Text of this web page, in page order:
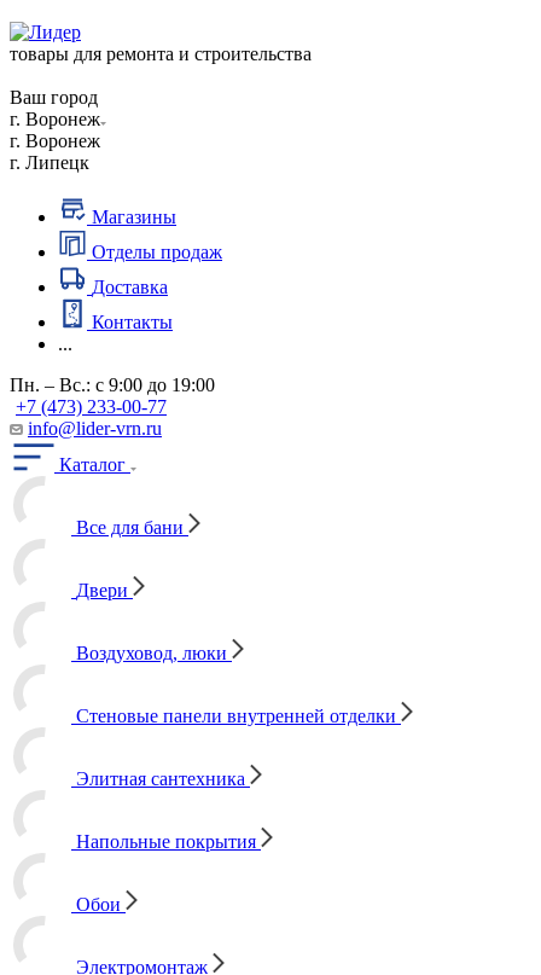
товары для ремонта и строительства
Ваш город
г. Воронеж
г. Воронеж
г. Липецк
Магазины
Отделы продаж
Доставка
Контакты
...
Пн. – Вс.: с 9:00 до 19:00
+7 (473) 233-00-77
info@lider-vrn.ru
Каталог
Все для бани
Двери
Воздуховод, люки
Стеновые панели внутренней отделки
Элитная сантехника
Напольные покрытия
Обои
Электромонтаж